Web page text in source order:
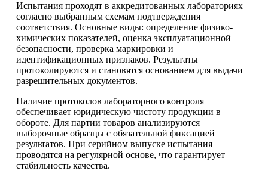
Испытания проходят в аккредитованных лабораториях
согласно выбранным схемам подтверждения
соответствия. Основные виды: определение физико-
химических показателей, оценка эксплуатационной
безопасности, проверка маркировки и
идентификационных признаков. Результаты
протоколируются и становятся основанием для выдачи
разрешительных документов.
Наличие протоколов лабораторного контроля
обеспечивает юридическую чистоту продукции в
обороте. Для партии товаров анализируются
выборочные образцы с обязательной фиксацией
результатов. При серийном выпуске испытания
проводятся на регулярной основе, что гарантирует
стабильность качества.